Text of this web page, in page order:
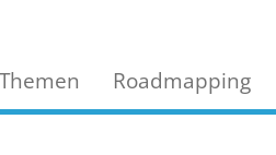
Themen Roadmapping